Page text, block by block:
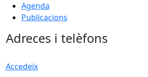
Agenda
Publicacions
Adreces i telèfons
Accedeix